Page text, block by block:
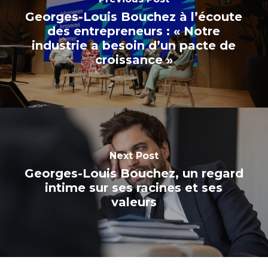
Georges-Louis Bouchez à l’écoute
des entrepreneurs : « Notre
industrie a besoin d’un pacte de
croissance »
Next Post
Georges-Louis Bouchez, un regard
intime sur ses racines et ses
valeurs